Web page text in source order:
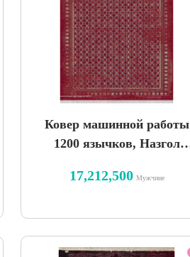
Ковер машинной работы
1200 язычков, Назгол
17,212,500 Мужчине